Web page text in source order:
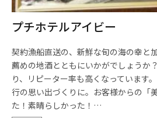
プチホテルアイビー
契約漁船直送の、新鮮な旬の海の幸と
薦めの地酒とともにいかがでしょうか
り、リピーター率も高くなっています
行の思い出づくりに。お客様からの「
た！素晴らしかった！…